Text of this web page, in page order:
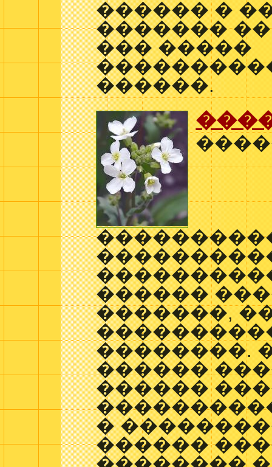
������ �
�������
��� �����
������.
������
�������,
��������.
������
������
�
������